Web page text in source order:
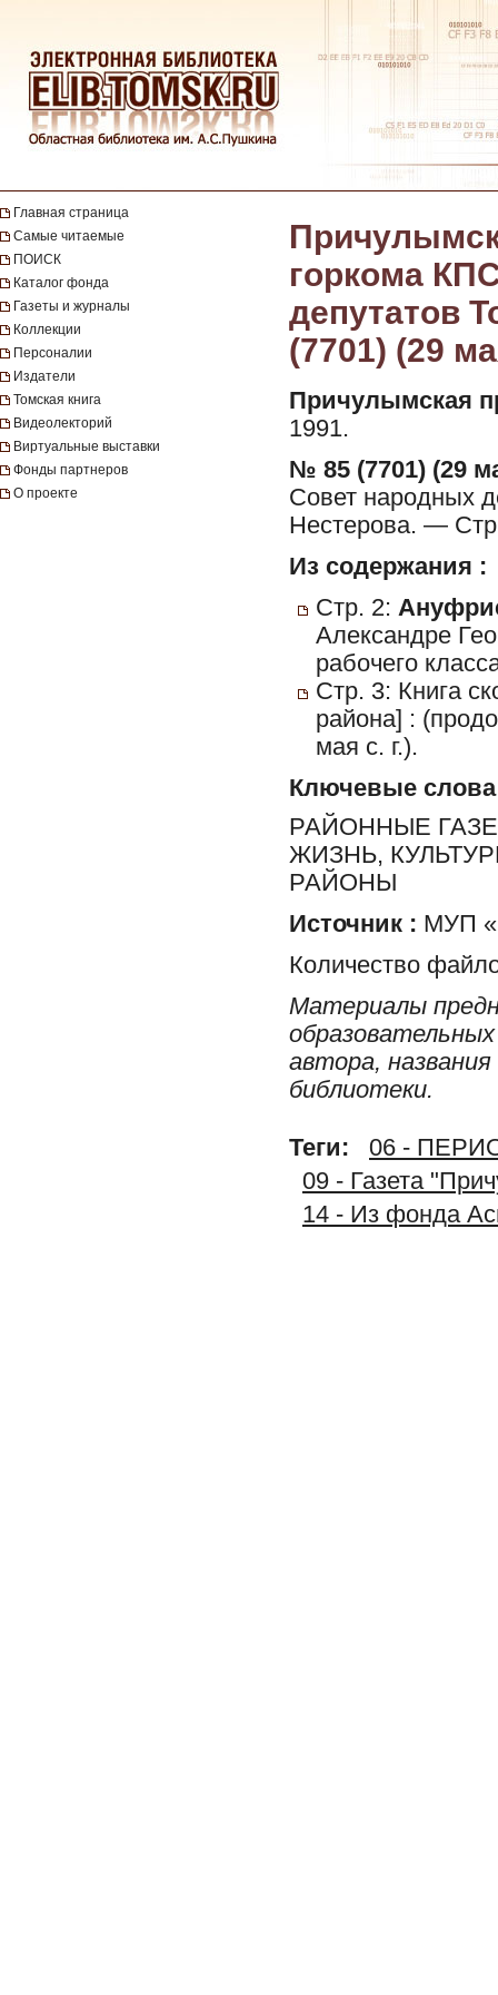
Главная страница
Самые читаемые
ПОИСК
Каталог фонда
Газеты и журналы
Коллекции
Персоналии
Издатели
Томская книга
Видеолекторий
Виртуальные выставки
Фонды партнеров
О проекте
горкома
депутатов
(7701) (29
Причулымская
1991.
№ 85 (7701) (29
Совет народных
Нестерова. —
Из содержания :
Стр. 2:
Александре
рабочего
Стр. 3: Книга
района] :
мая с. г.).
Ключевые слова
РАЙОННЫЕ
ЖИЗНЬ,
РАЙОНЫ
Источник : МУП
Количество
Материалы
автора,
библиотеки.
Теги:
06 -
09 - Газета
14 - Из фонда